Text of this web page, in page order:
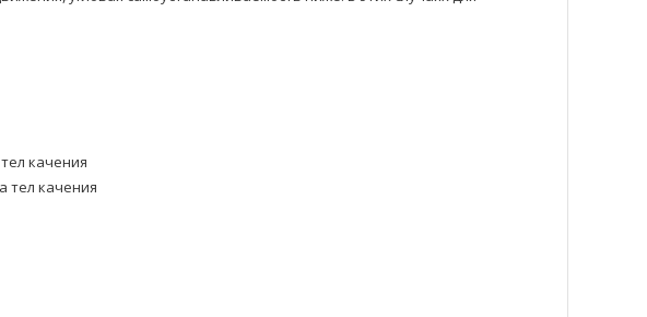
качения
тел качения